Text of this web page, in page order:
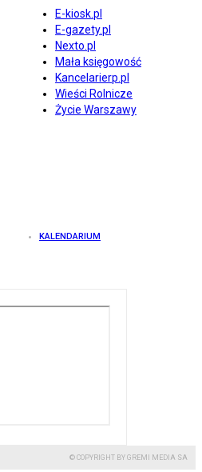
E-kiosk.pl
E-gazety.pl
Nexto.pl
Mała księgowość
Kancelarierp.pl
Wieści Rolnicze
Życie Warszawy
KALENDARIUM
© COPYRIGHT BY GREMI MEDIA SA